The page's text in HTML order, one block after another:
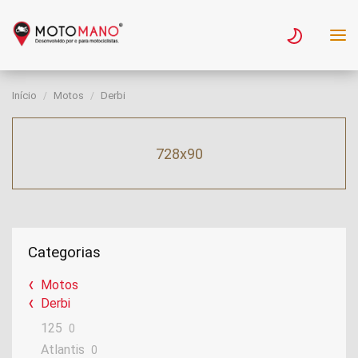
Início Motos Derbi
728x90
Categorias
Motos
Derbi
125
0
Atlantis 0